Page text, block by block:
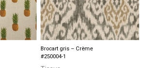
Brocart gris – Crème
#250004-1